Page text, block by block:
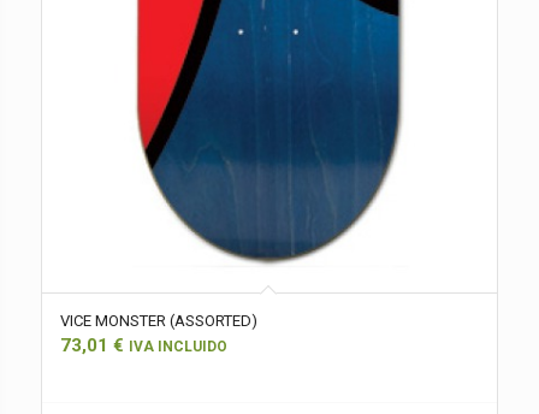
VICE MONSTER (ASSORTED)
73,01 € IVA INCLUIDO